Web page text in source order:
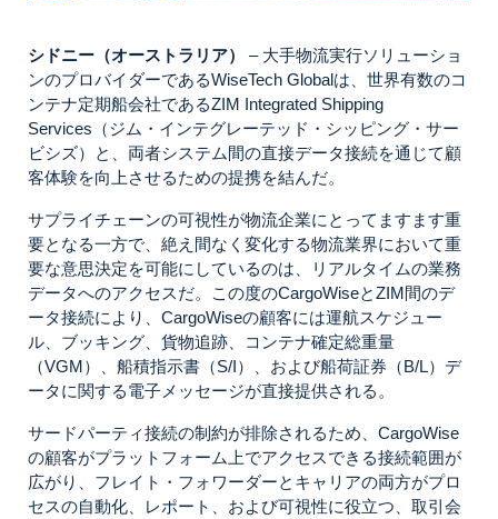
シドニー（オーストラリア）
– 大手物流実行ソリューショ
ンのプロバイダーであるWiseTech Globalは、世界有数のコ
ンテナ定期船会社であるZIM Integrated Shipping
Services（ジム・インテグレーテッド・シッピング・サー
ビシズ）と、両者システム間の直接データ接続を通じて顧
客体験を向上させるための提携を結んだ。
サプライチェーンの可視性が物流企業にとってますます重
要となる一方で、絶え間なく変化する物流業界において重
要な意思決定を可能にしているのは、リアルタイムの業務
データへのアクセスだ。この度のCargoWiseとZIM間のデ
ータ接続により、CargoWiseの顧客には運航スケジュー
ル、ブッキング、貨物追跡、コンテナ確定総重量
（VGM）、船積指示書（S/I）、および船荷証券（B/L）デ
ータに関する電子メッセージが直接提供される。
サードパーティ接続の制約が排除されるため、CargoWise
の顧客がプラットフォーム上でアクセスできる接続範囲が
広がり、フレイト・フォワーダーとキャリアの両方がプロ
セスの自動化、レポート、および可視性に役立つ、取引会